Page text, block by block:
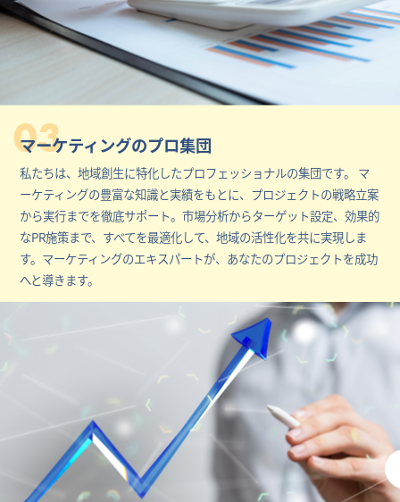
03
マーケティングのプロ集団
私たちは、地域創生に特化したプロフェッショナルの集団です。 マ
ーケティングの豊富な知識と実績をもとに、プロジェクトの戦略立案
から実行までを徹底サポート。市場分析からターゲット設定、効果的
なPR施策まで、すべてを最適化して、地域の活性化を共に実現しま
す。マーケティングのエキスパートが、あなたのプロジェクトを成功
へと導きます。